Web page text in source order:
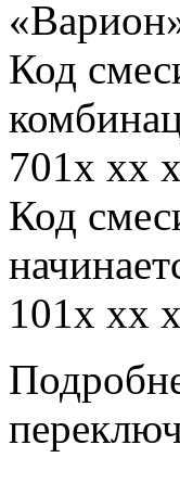
Код
701х хх
Код
101х хх